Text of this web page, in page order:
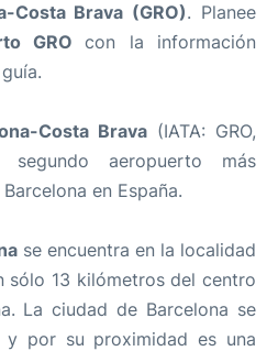
Costa Brava (GRO). Planee
GROcon la información
Costa Brava (IATA: GRO,
aeropuerto más
en España.
se encuentra en la localidad
sólo 13 kilómetros del centro
La ciudad de Barcelona se
por su proximidad es una